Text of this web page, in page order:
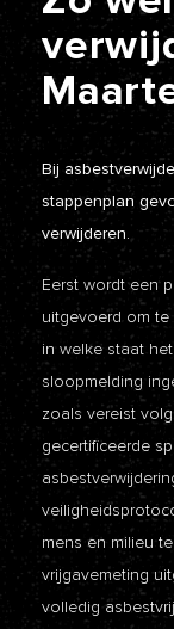
Bij
stappenplan
verwijderen.
Eerst wordt een
uitgevoerd om
in welke staat
sloopmelding
zoals vereist
gecertificeerde
mens en milieu
vrijgavemeting
volledig